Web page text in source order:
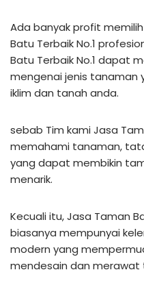
Ada banyak profit
Batu Terbaik No.1
Batu Terbaik No.1 dapat
mengenai jenis tanaman
iklim dan tanah anda.
sebab Tim kami Jasa
memahami tanaman,
yang dapat membikin
menarik.
Kecuali itu, Jasa Taman
biasanya mempunyai
modern yang
mendesain dan merawat